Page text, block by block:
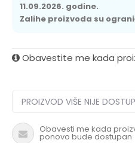
11.09.2026. godine.
Zalihe proizvoda su
Obavestite me kada
PROIZVOD VIŠE NIJE
Obavesti me kada
ponovo bude dostupan